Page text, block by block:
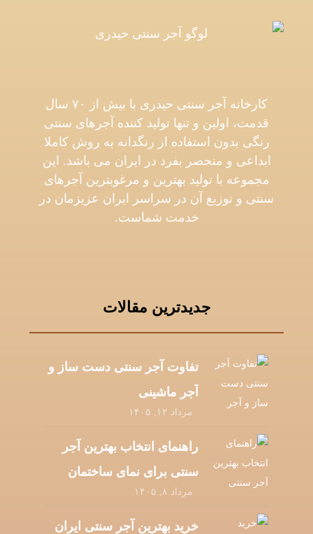
کارخانه آجر سنتی حیدری با بیش از ۷۰ سال
قدمت، اولین و تنها تولید کننده آجرهای سنتی
رنگی بدون استفاده از رنگدانه به روش کاملا
ابداعی و منحصر بفرد در ایران می باشد. این
مجموعه با تولید بهترین و مرغوبترین آجرهای
سنتی و توزیع آن در سراسر ایران عزیزمان در
خدمت شماست.
جدیدترین مقالات
تفاوت آجر سنتی دست‌ ساز و
آجر ماشینی
مرداد ۱۲, ۱۴۰۵
راهنمای انتخاب بهترین آجر
سنتی برای نمای ساختمان
مرداد ۸, ۱۴۰۵
خرید بهترین آجر سنتی ایران